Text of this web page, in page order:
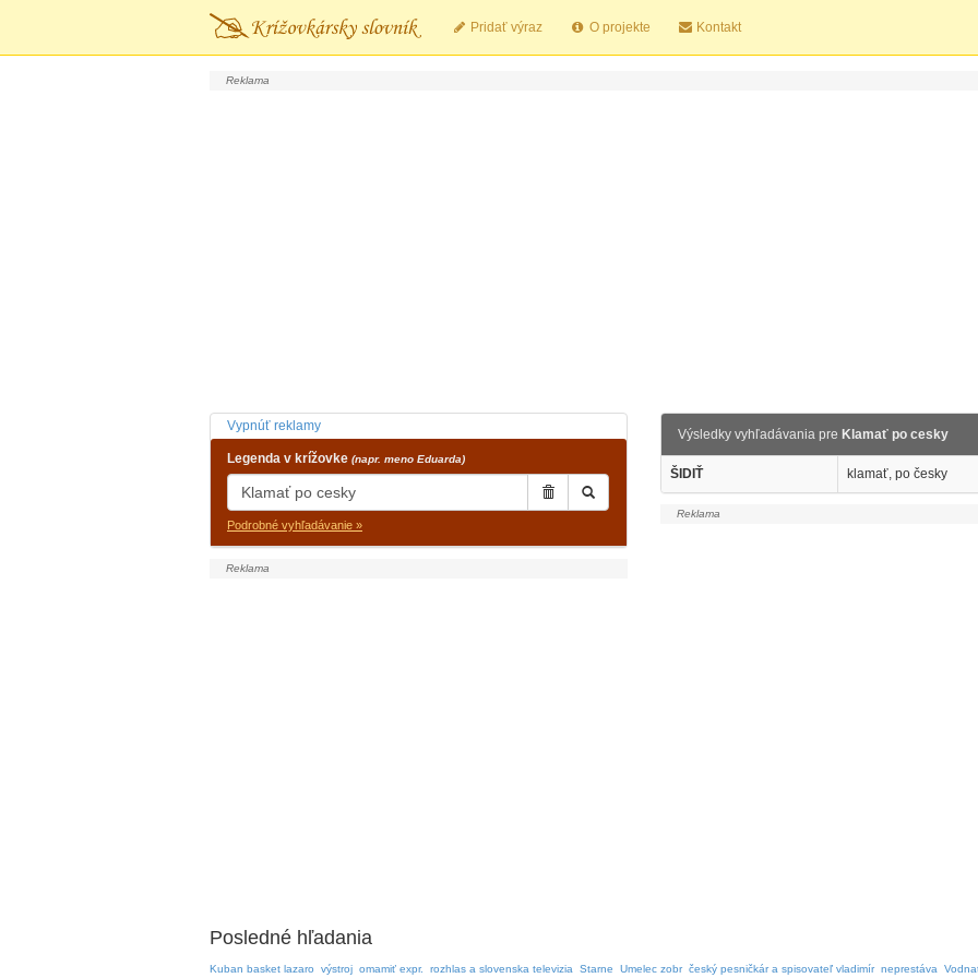
Pridať výraz O projekte Kontakt
Vypnúť reklamy
Legenda v krížovke (napr. meno Eduarda)
Podrobné vyhľadávanie »
Výsledky vyhľadávania pre Klamať po cesky
ŠIDIŤ klamať, po česky
Posledné hľadania
Kuban basket lazaro výstroj omamiť expr. rozhlas a slovenska televizia Starne Umelec zobr český pesničkár a spisovateľ vladimír neprestáva